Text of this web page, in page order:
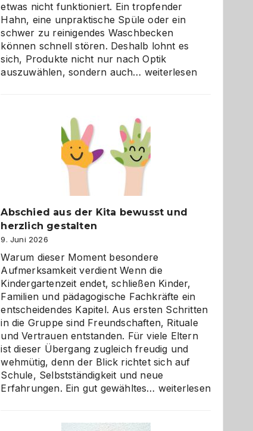
etwas nicht funktioniert. Ein tropfender
Hahn, eine unpraktische Spüle oder ein
schwer zu reinigendes Waschbecken
können schnell stören. Deshalb lohnt es
sich, Produkte nicht nur nach Optik
auszuwählen, sondern auch… Bad
besser
verstehen
weiterlesen
Abschied aus der Kita bewusst und
herzlich gestalten
9. Juni 2026
Warum dieser Moment besondere
Aufmerksamkeit verdient Wenn die
Kindergartenzeit endet, schließen Kinder,
Familien und pädagogische Fachkräfte ein
entscheidendes Kapitel. Aus ersten Schritten
in die Gruppe sind Freundschaften, Rituale
und Vertrauen entstanden. Für viele Eltern
ist dieser Übergang zugleich freudig und
wehmütig, denn der Blick richtet sich auf
Schule, Selbstständigkeit und neue
Erfahrungen. Ein gut gewähltes… Abschied
weiterlesen